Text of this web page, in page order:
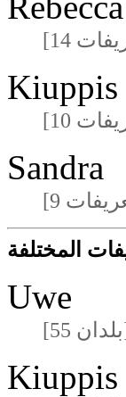
Kiuppis
Sandra
المختلفة
Uwe
Kiuppis